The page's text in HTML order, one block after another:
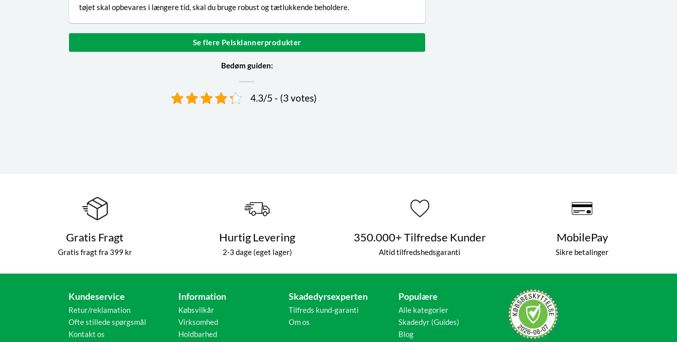
tøjet skal opbevares i længere tid, skal du bruge robust og tætlukkende beholdere.
Se flere Pelsklannerprodukter
Bedøm guiden:
4.3/5 - (3 votes)
Gratis Fragt
Gratis fragt fra 399 kr
Hurtig Levering
2-3 dage (eget lager)
350.000+ Tilfredse Kunder
Altid tilfredshedsgaranti
MobilePay
Sikre betalinger
Kundeservice
Retur/reklamation
Ofte stillede spørgsmål
Kontakt os
Information
Købsvilkår
Virksomhed
Holdbarhed
Skadedyrsexperten
Tilfreds kund-garanti
Om os
Populære
Alle kategorier
Skadedyr (Guides)
Blog